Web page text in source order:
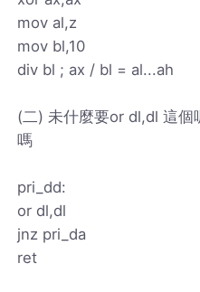
mov al,z
mov bl,10
div bl ; ax / bl = al...ah
(二) 未什麼要or dl,dl 這個
嗎
pri_dd:
or dl,dl
jnz pri_da
ret